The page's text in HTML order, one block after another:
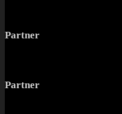
Partner
Partner